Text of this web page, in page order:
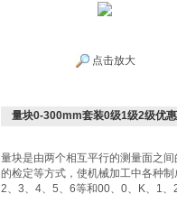
点击放大
量块0-300mm套装0级1级2级优
量块是由两个相互平行的测量面之
的检定等方式，使机械加工中各种
2、3、4、5、6等和00、0、K、1、